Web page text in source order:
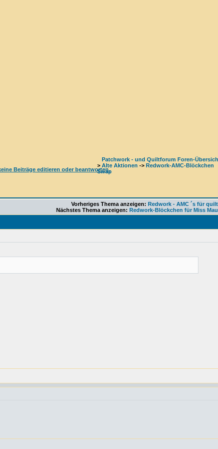
Patchwork - und Quiltforum Foren-
> Alte Aktionen -> Redwork-AMC-Blöckchen
Swap
Vorheriges Thema anzeigen: Redwork - AMC ´s für
Nächstes Thema anzeigen: Redwork-Blöckchen für Miss